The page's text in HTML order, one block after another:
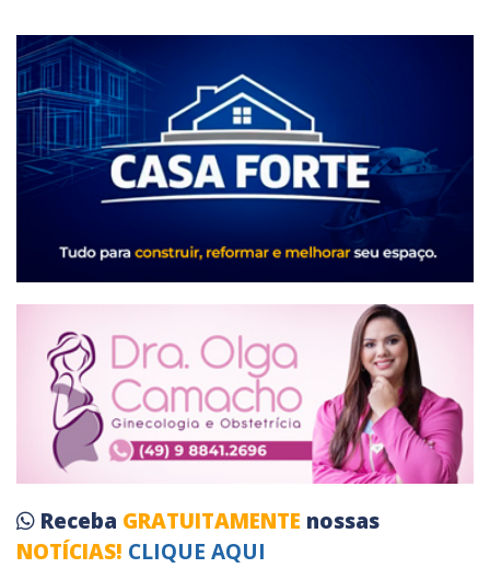
Receba GRATUITAMENTE nossas
NOTÍCIAS! CLIQUE AQUI